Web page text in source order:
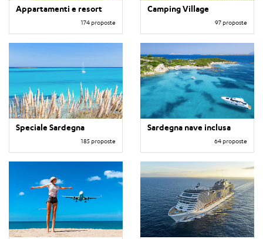
Appartamenti e resort
174 proposte
Camping Village
97 proposte
Speciale Sardegna
185 proposte
Sardegna nave inclusa
64 proposte